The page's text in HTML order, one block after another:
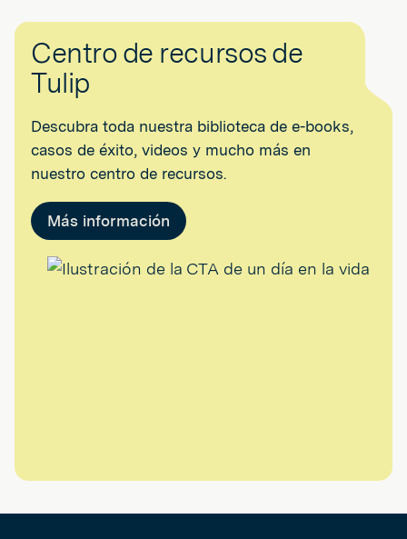
Centro de recursos de
Tulip
Descubra toda nuestra biblioteca de e-books,
casos de éxito, videos y mucho más en
nuestro centro de recursos.
Más información